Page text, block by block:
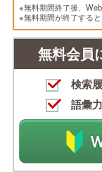
※無料期間終了後、
※無料期間が終了する
無料会員
検索
語彙